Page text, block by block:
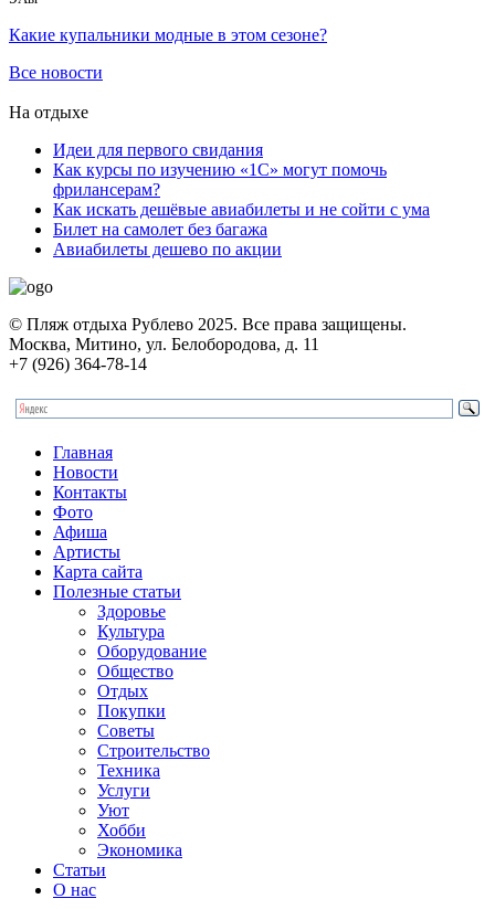
Какие купальники модные в этом сезоне?
Все новости
На отдыхе
Идеи для первого свидания
Как курсы по изучению «1С» могут помочь
фрилансерам?
Как искать дешёвые авиабилеты и не сойти с ума
Билет на самолет без багажа
Авиабилеты дешево по акции
© Пляж отдыха Рублево 2025. Все права защищены.
Москва, Митино, ул. Белобородова, д. 11
+7 (926) 364-78-14
Главная
Новости
Контакты
Фото
Афиша
Артисты
Карта сайта
Полезные статьи
Здоровье
Культура
Оборудование
Общество
Отдых
Покупки
Советы
Строительство
Техника
Услуги
Уют
Хобби
Экономика
Статьи
О нас